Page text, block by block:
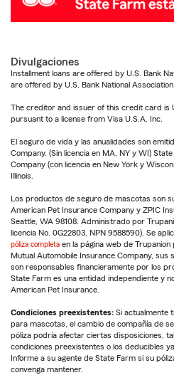
Divulgaciones
Installment loans are offered by U.S. Bank
are offered by U.S. Bank National
The creditor and issuer of this credit card is
pursuant to a license from Visa U.S.A. Inc.
El seguro de vida y las anualidades son
Company. (Sin licencia en MA, NY y WI)
Company (con licencia en New York y
Illinois.
Los productos de seguro de mascotas son
American Pet Insurance Company y ZPIC
Seattle, WA 98108. Administrado por
licencia No. 0G22803, NPN 9588590). Se
póliza completa en la página web de
Mutual Automobile Insurance Company, sus
son responsables financieramente por los
State Farm es una entidad independiente y
American Pet Insurance.
Condiciones preexistentes: Si actualmente
para mascotas, el cambio de compañía de
póliza podría afectar ciertas disposiciones,
condiciones preexistentes o los deducibles
Informe a su agente de State Farm si su
convenga mantener.